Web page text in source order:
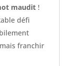
maudit!
défi
franchir